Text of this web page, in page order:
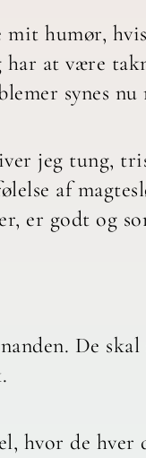
humør,
at være
synes nu
jeg tung,
af
er godt og
De skal
hvor de hver